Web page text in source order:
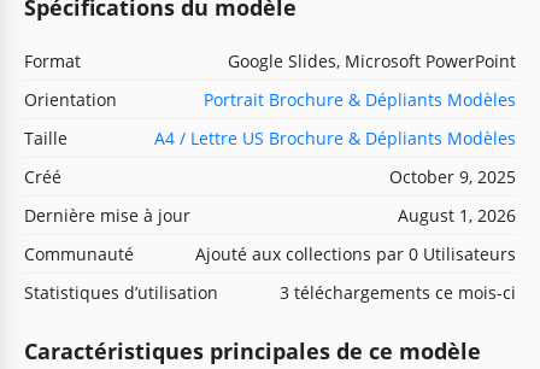
Spécifications du modèle
Format
Google Slides, Microsoft PowerPoint
Orientation
Portrait Brochure & Dépliants Modèles
Taille
A4 / Lettre US Brochure & Dépliants Modèles
Créé
October 9, 2025
Dernière mise à jour
August 1, 2026
Communauté
Ajouté aux collections par 0 Utilisateurs
Statistiques d’utilisation
3 téléchargements ce mois-ci
Caractéristiques principales de ce modèle